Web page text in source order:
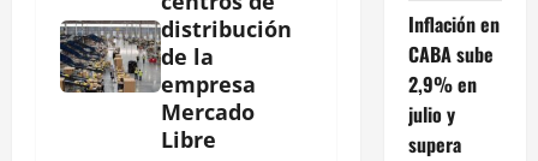
distribución
de la
empresa
Mercado
Libre
Inflación en
CABA sube
2,9% en
julio y
supera